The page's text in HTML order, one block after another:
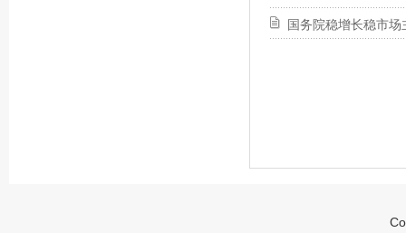
国务院稳增长稳市